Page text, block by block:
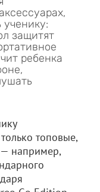
защитят
ребенка
топовые,
например,